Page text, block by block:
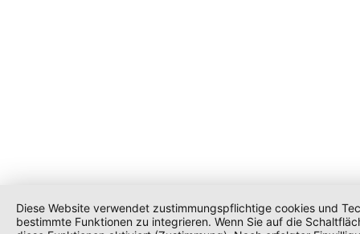
Diese Website verwendet zustimmungspflichtige cookies und
bestimmte Funktionen zu integrieren. Wenn Sie auf die